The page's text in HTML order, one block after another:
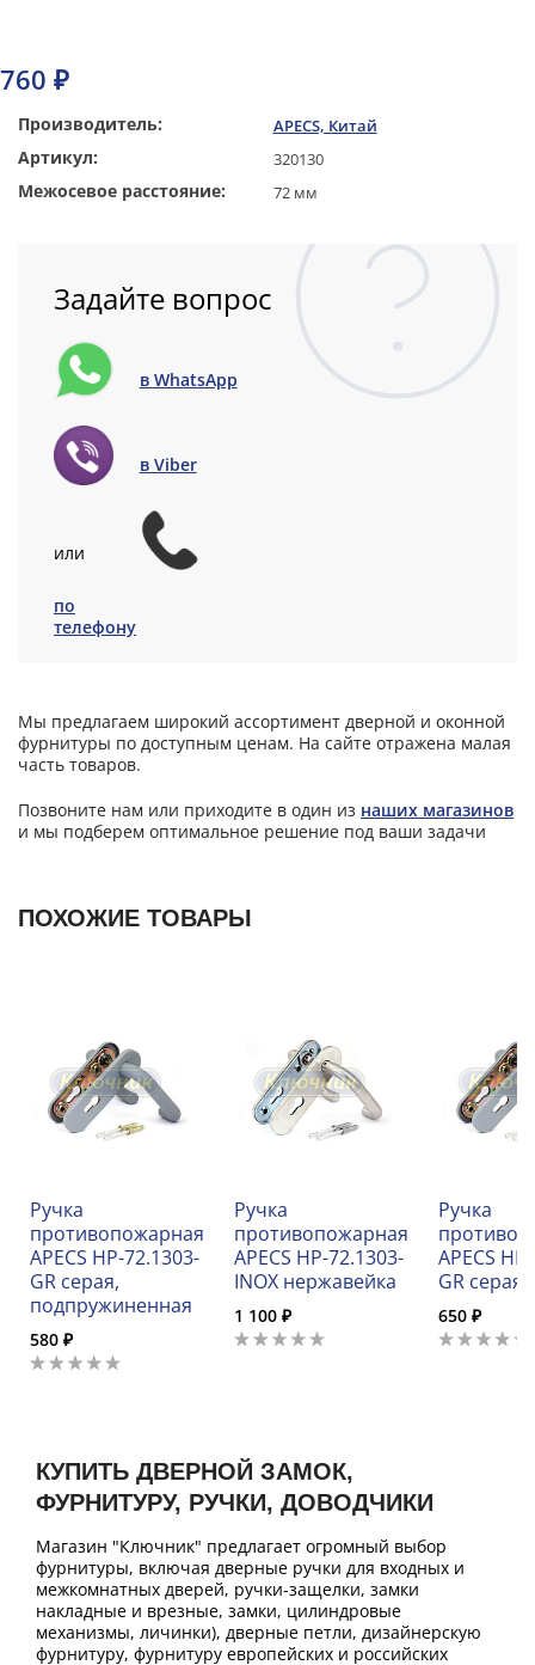
Производитель: APECS, Китай
Артикул: 320130
Межосевое расстояние: 72 мм
760 ₽
Задайте вопрос
в WhatsApp
в Viber
или
по
телефону
Мы предлагаем широкий ассортимент дверной и оконной
фурнитуры по доступным ценам. На сайте отражена малая
часть товаров.
Позвоните нам или приходите в один из наших магазинов
и мы подберем оптимальное решение под ваши задачи
ПОХОЖИЕ ТОВАРЫ
Ручка
противопожарная
APECS HP-72.1303-
GR серая,
подпружиненная
580 ₽
Ручка
противопожарная
APECS HP-72.1303-
INOX нержавейка
1 100 ₽
Ручка
APECS
GR серая
650 ₽
КУПИТЬ ДВЕРНОЙ ЗАМОК,
ФУРНИТУРУ, РУЧКИ, ДОВОДЧИКИ
Магазин "Ключник" предлагает огромный выбор
фурнитуры, включая дверные ручки для входных и
межкомнатных дверей, ручки-защелки, замки
накладные и врезные, замки, цилиндровые
механизмы, личинки), дверные петли, дизайнерскую
фурнитуру, фурнитуру европейских и российских